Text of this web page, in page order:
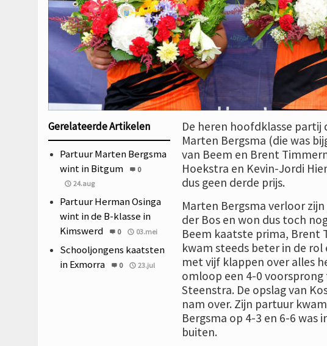
Gerelateerde Artikelen
Partuur Marten Bergsma
wint in Bitgum
0
24.aug
Partuur Herman Osinga
wint in de B-klasse in
Kimswerd
0 03.mei
Schooljongens kaatsten
in Exmorra
0 23.jul
De heren hoofdklasse
Marten Bergsma (die was
van Beem en Brent
Hoekstra en Kevin-Jordi
dus geen derde prijs.
Marten Bergsma verloor
der Bos en won dus toch
Beem kaatste prima, Brent
kwam steeds beter in de
met vijf klappen over alles
omloop een 4-0 voorsprong
Steenstra. De opslag van
nam over. Zijn partuur
Bergsma op 4-3 en 6-6 was
buiten.